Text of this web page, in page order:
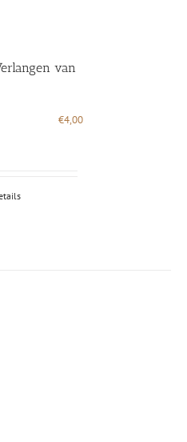
van
€4,00